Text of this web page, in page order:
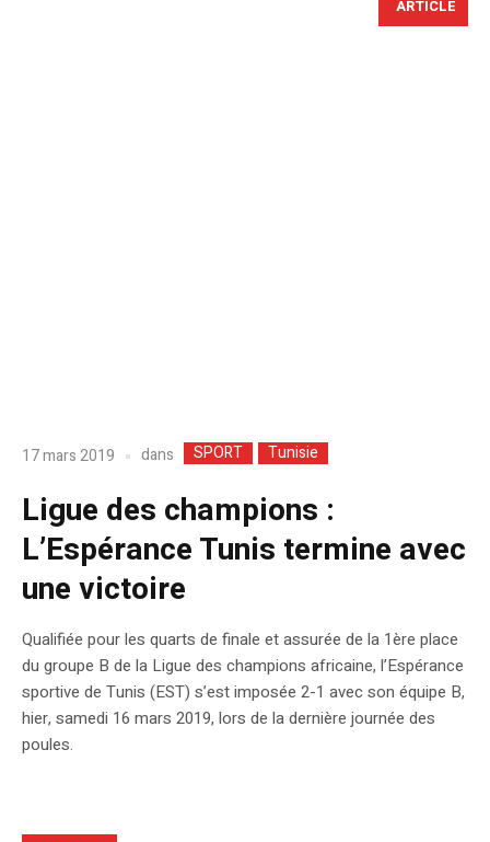
ARTICLE
17 mars 2019 dans SPORT Tunisie
Ligue des champions :
L’Espérance Tunis termine avec
une victoire
Qualifiée pour les quarts de finale et assurée de la 1ère place
du groupe B de la Ligue des champions africaine, l’Espérance
sportive de Tunis (EST) s’est imposée 2-1 avec son équipe B,
hier, samedi 16 mars 2019, lors de la dernière journée des
poules.